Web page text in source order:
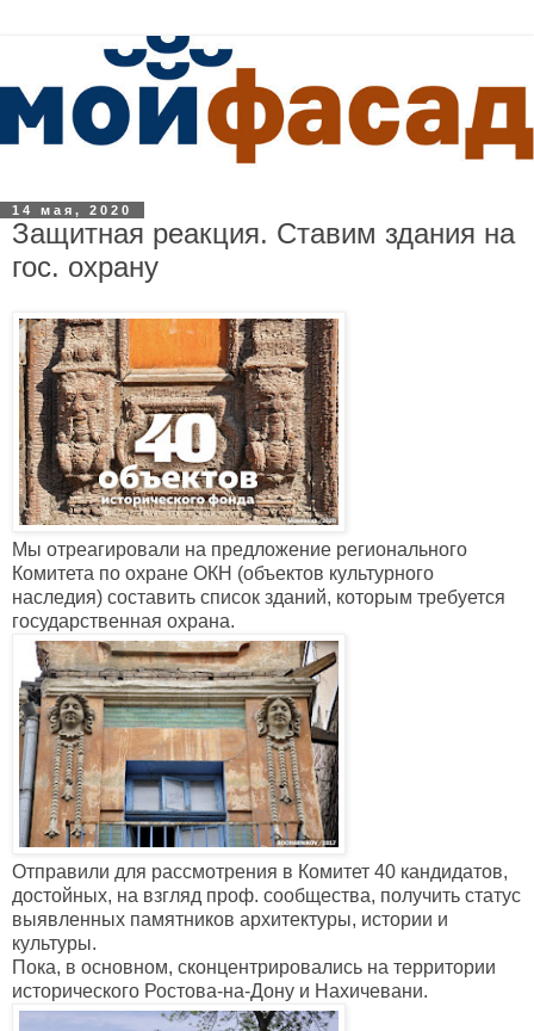
14 мая, 2020
Защитная реакция. Ставим здания на
гос. охрану
Мы отреагировали на предложение регионального
Комитета по охране ОКН (объектов культурного
наследия) составить список зданий, которым требуется
государственная охрана.
Отправили для рассмотрения в Комитет 40 кандидатов,
достойных, на взгляд проф. сообщества, получить статус
выявленных памятников архитектуры, истории и
культуры.
Пока, в основном, сконцентрировались на территории
исторического Ростова-на-Дону и Нахичевани.